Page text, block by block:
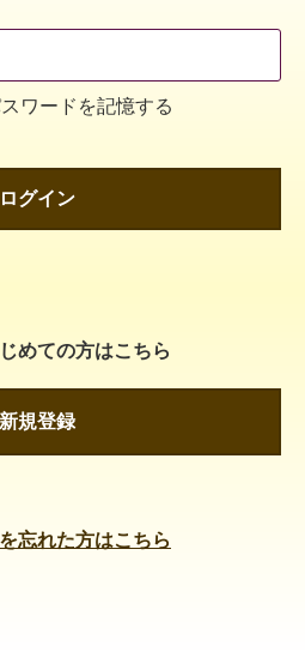
ワードを記憶する
ログイン
めての方はこちら
新規登録
忘れた方はこちら